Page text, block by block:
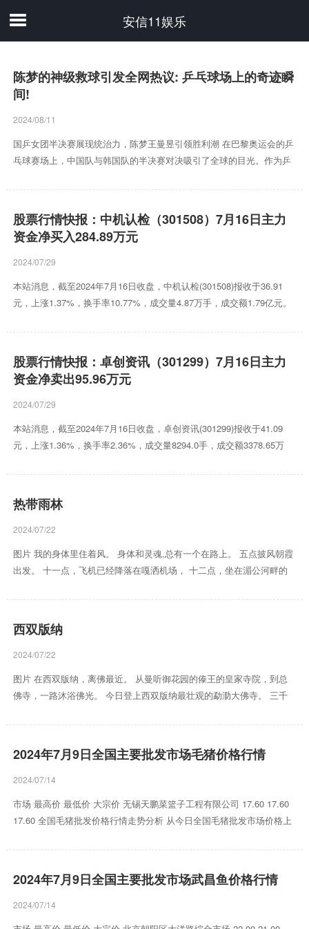
安信11娱乐
陈梦的神级救球引发全网热议: 乒乓球场上的奇迹瞬
间!
2024/08/11
国乒女团半决赛展现统治力，陈梦王曼昱引领胜利潮 在巴黎奥运会的乒
乓球赛场上，中国队与韩国队的半决赛对决吸引了全球的目光。作为乒
这场备受瞩目的半决赛中，中国队凭借出色的发挥和默契的团队配合，
成功击败了韩国队，晋级决赛。 首盘双打比赛，中国队的陈梦和王曼昱
搭档出战，对阵韩国队的田志希和申裕斌。这场比赛从一开始就充满了
火药味，双方选手都全力以赴，争夺每一分球权。陈梦和王曼昱凭借着
精准的发球、灵活的接球和默契的配合，迅速占据了场上的主动。她...
股票行情快报：中机认检（301508）7月16日主力
资金净买入284.89万元
2024/07/29
本站消息，截至2024年7月16日收盘，中机认检(301508)报收于36.91
元，上涨1.37%，换手率10.77%，成交量4.87万手，成交额1.79亿元。
额1.59%，游资资金净流入1201.62万元，占总成交额6.7%，散户资金
净流出1486.51万元，占总成交额8.29%。 近5日资金流向一览见下表：
该股主要指标及行业内排名如下： 中机认检2024年一季报显示，公司主
营收入1.69亿元，同比上升13.44%；归...
股票行情快报：卓创资讯（301299）7月16日主力
资金净卖出95.96万元
2024/07/29
本站消息，截至2024年7月16日收盘，卓创资讯(301299)报收于41.09
元，上涨1.36%，换手率2.36%，成交量8294.0手，成交额3378.65万
交额2.84%，游资资金净流入55.36万元，占总成交额1.64%，散户资金
净流入40.59万元，占总成交额1.2%。 近5日资金流向一览见下表： 该
股主要指标及行业内排名如下： 卓创资讯2024年一季报显示，公司主营
收入7549.25万元，同比上升3.33%；归...
热带雨林
2024/07/22
图片 我的身体里住着风。 身体和灵魂,总有一个在路上。 五点披风朝霞
出发。 十一点，飞机已经降落在嘎洒机场， 十二点，坐在湄公河畔的
纳。 正式开启彩云之南圆梦之旅。 是谁说的，出发永远比向往更有意
义。 神秘的热带雨林，错落有致的傣族建筑群，阿娜多姿的傣族姑娘，
花香浓郁的普洱茶无一不吸引着我。 首逛曼听御花园。 金碧辉煌的傣
王室宫殿，各种闻所未闻的奇花异卉，高大的热带植物 浓荫蔽日。浓郁
西双版纳
2024/07/22
图片 在西双版纳，离佛最近。 从曼听御花园的傣王的皇家寺院，到总
佛寺，一路沐浴佛光。 今日登上西双版纳最壮观的勐泐大佛寺。 三千
经不能只用震撼形容。 49米金身，佛光普照，雄伟壮观。 景飘大殿35
米高，通体亦是金光灿烂，气势磅礴。 东南亚第一大佛寺名不虚传。
愿所求皆如愿。 如来未曾来，更未曾去。 众生皆有佛性。错过的事
情，回头看看，一切皆能从头开始。 得意时要看淡，失意时要看开。人
2024年7月9日全国主要批发市场毛猪价格行情
2024/07/14
市场 最高价 最低价 大宗价 无锡天鹏菜篮子工程有限公司 17.60 17.60
17.60 全国毛猪批发价格行情走势分析 从今日全国毛猪批发市场价格上
元/公斤。 数据来源：农业农村部信息中心...
2024年7月9日全国主要批发市场武昌鱼价格行情
2024/07/14